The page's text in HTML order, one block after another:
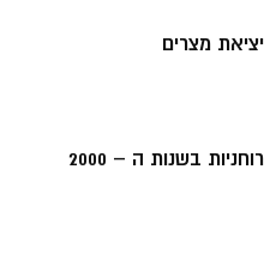
יציאת מצרים
רוחניות בשנות ה – 2000